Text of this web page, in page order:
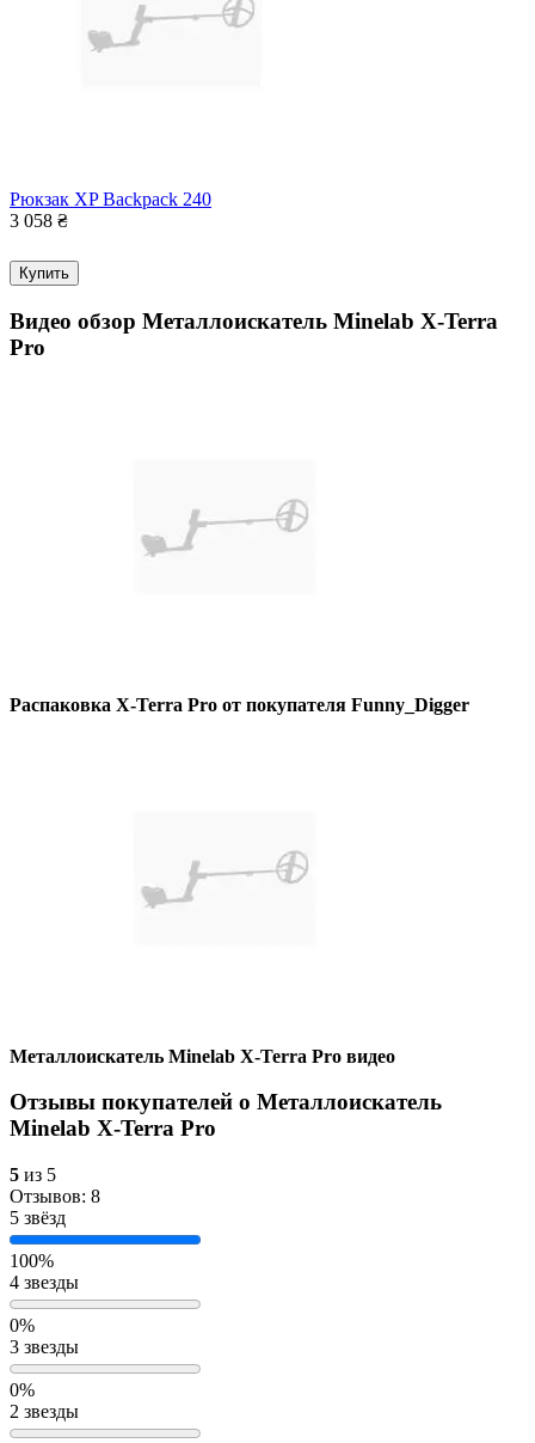
Рюкзак XP Backpack 240
3 058 ₴
Купить
Видео обзор Металлоискатель Minelab X-Terra
Pro
Распаковка X-Terra Pro от покупателя Funny_Digger
Металлоискатель Minelab X-Terra Pro видео
Отзывы покупателей о Металлоискатель
Minelab X-Terra Pro
5 из 5
Отзывов: 8
5 звёзд
100%
4 звезды
0%
3 звезды
0%
2 звезды